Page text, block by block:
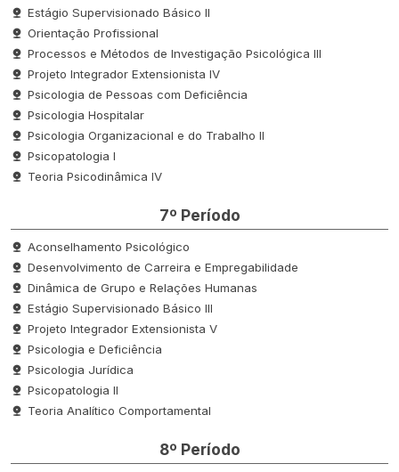
Estágio Supervisionado Básico II
Orientação Profissional
Processos e Métodos de Investigação Psicológica III
Projeto Integrador Extensionista IV
Psicologia de Pessoas com Deficiência
Psicologia Hospitalar
Psicologia Organizacional e do Trabalho II
Psicopatologia I
Teoria Psicodinâmica IV
7º Período
Aconselhamento Psicológico
Desenvolvimento de Carreira e Empregabilidade
Dinâmica de Grupo e Relações Humanas
Estágio Supervisionado Básico III
Projeto Integrador Extensionista V
Psicologia e Deficiência
Psicologia Jurídica
Psicopatologia II
Teoria Analítico Comportamental
8º Período